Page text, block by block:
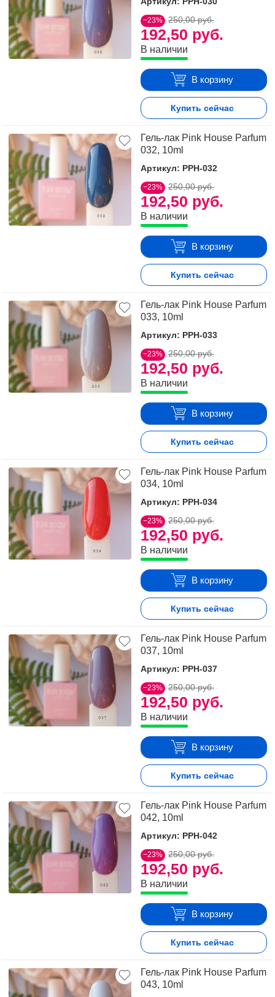
−23%
192,50 руб.
250,00 руб.
В наличии
В корзину
Купить сейчас
Гель-лак Pink House Parfum
032, 10ml
Артикул: PPH-032
−23%
192,50 руб.
250,00 руб.
В наличии
В корзину
Купить сейчас
Гель-лак Pink House Parfum
033, 10ml
Артикул: PPH-033
−23%
192,50 руб.
250,00 руб.
В наличии
В корзину
Купить сейчас
Гель-лак Pink House Parfum
034, 10ml
Артикул: PPH-034
−23%
192,50 руб.
250,00 руб.
В наличии
В корзину
Купить сейчас
Гель-лак Pink House Parfum
037, 10ml
Артикул: PPH-037
−23%
192,50 руб.
250,00 руб.
В наличии
В корзину
Купить сейчас
Гель-лак Pink House Parfum
042, 10ml
Артикул: PPH-042
−23%
192,50 руб.
250,00 руб.
В наличии
В корзину
Купить сейчас
Гель-лак Pink House Parfum
043, 10ml